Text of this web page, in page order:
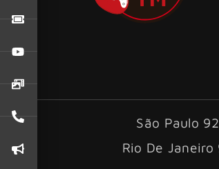
São Paulo
Rio De Janeiro